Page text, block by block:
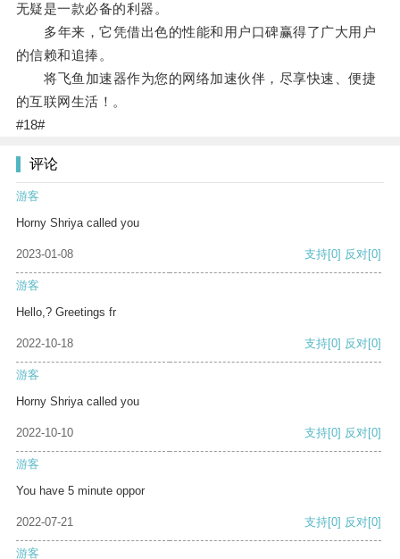
无疑是一款必备的利器。
多年来，它凭借出色的性能和用户口碑赢得了广大用户
的信赖和追捧。
将飞鱼加速器作为您的网络加速伙伴，尽享快速、便捷
的互联网生活！。
#18#
评论
游客
Horny Shriya called you
2023-01-08 支持[0] 反对[0]
游客
Hello,? Greetings fr
2022-10-18 支持[0] 反对[0]
游客
Horny Shriya called you
2022-10-10 支持[0] 反对[0]
游客
You have 5 minute oppor
2022-07-21 支持[0] 反对[0]
游客